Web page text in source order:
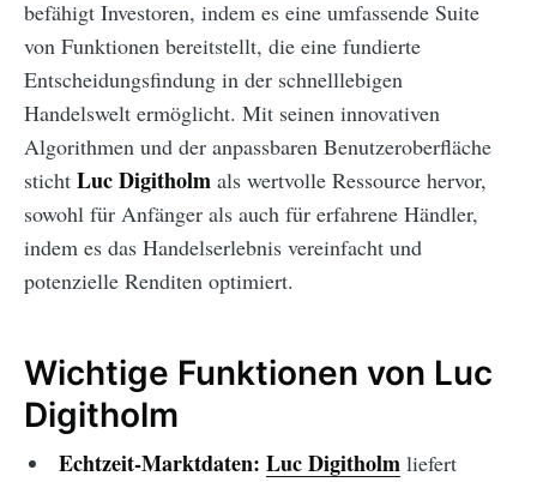
befähigt Investoren, indem es eine umfassende Suite
von Funktionen bereitstellt, die eine fundierte
Entscheidungsfindung in der schnelllebigen
Handelswelt ermöglicht. Mit seinen innovativen
Algorithmen und der anpassbaren Benutzeroberfläche
sticht Luc Digitholm als wertvolle Ressource hervor,
sowohl für Anfänger als auch für erfahrene Händler,
indem es das Handelserlebnis vereinfacht und
potenzielle Renditen optimiert.
Wichtige Funktionen von Luc
Digitholm
Echtzeit-Marktdaten: Luc Digitholmliefert